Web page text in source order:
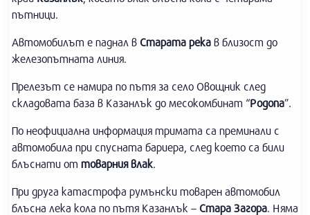
пътници.
Автомобилът е паднал в Старата река в близост до
железопътната линия.
Прелезът се намира по пътя за село Овощник след
складовата база в Казанлък до месокомбинат “Родопа”.
По неофициална информация тримата са преминали с
автомобила при спусната бариера, след което са били
блъснати от товарния влак.
При друга катастрофа румънски товарен автомобил
блъсна лека кола по пътя Казанлък – Стара Загора. Няма